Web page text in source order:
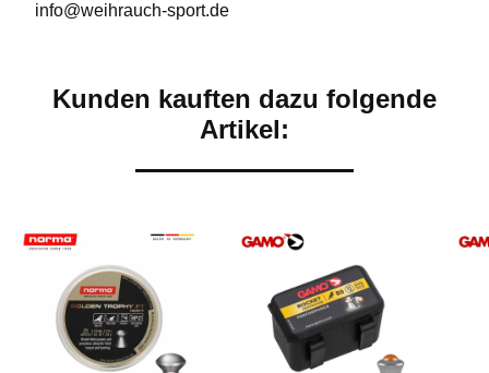
info@weihrauch-sport.de
Kunden kauften dazu folgende
Artikel: